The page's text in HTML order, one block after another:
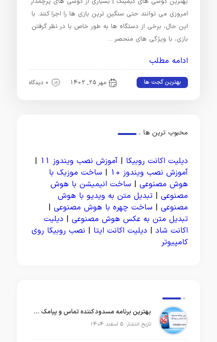
امروزی می توانند حتی سنگین ترین بازی ها را اجرا کنند. با
این حال، برخی از دستگاه ها به طور خاص با در نظر گرفتن
بازی، با ویژگی های منحصر …
ادامه مطلب
بهترین گجت ها مهر 25, 1402 0 دیدگاه
محبوب ترین ها
دیلیت اکانت روبیکا | آموزش نصب ویندوز 11
|
آموزش نصب ویندوز 10
| ساخت موزیک با
هوش مصنوعی | ساخت انیمیشن با هوش
مصنوعی | تبدیل متن به ویدیو با هوش
مصنوعی | ساخت چهره با هوش مصنوعی |
تبدیل متن به عکس هوش مصنوعی | دیلیت
اکانت شاد | دیلیت اکانت ایتا | نصب روبیکا روی
کامپیوتر
بهترین برنامه مسدود کننده تماس و پیامک در سال 2026
تاریخ انتشار: 5 اسفند 1404